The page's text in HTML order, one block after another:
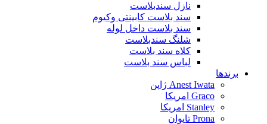
نازل سندبلاست
سند بلاست کابینتی وکیوم
سند بلاست داخل لوله
شلنگ سندبلاست
کلاه سند بلاست
لباس سند بلاست
برندها
Anest Iwata ژاپن
Graco امریکا
Stanley امریکا
Prona تایوان